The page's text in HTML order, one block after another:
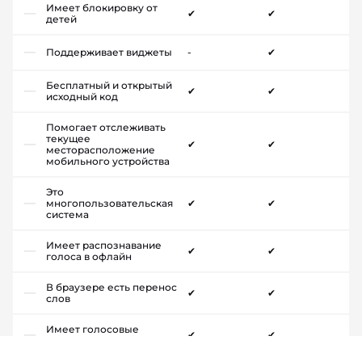
Имеет блокировку от
детей
✔ ✔
Поддерживает виджеты - ✔
Бесплатный и открытый
исходный код
✔ ✔
Помогает отслеживать
текущее
месторасположение
мобильного устройства
✔ ✔
Это
многопользовательская
система
✔ ✔
Имеет распознавание
голоса в офлайн
✔ ✔
В браузере есть перенос
слов
✔ ✔
Имеет голосовые
✔ ✔